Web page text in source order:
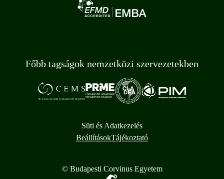
Főbb tagságok nemzetközi szervezetekben
Süti és Adatkezelés
BeállításokTájékoztató
© Budapesti Corvinus Egyetem